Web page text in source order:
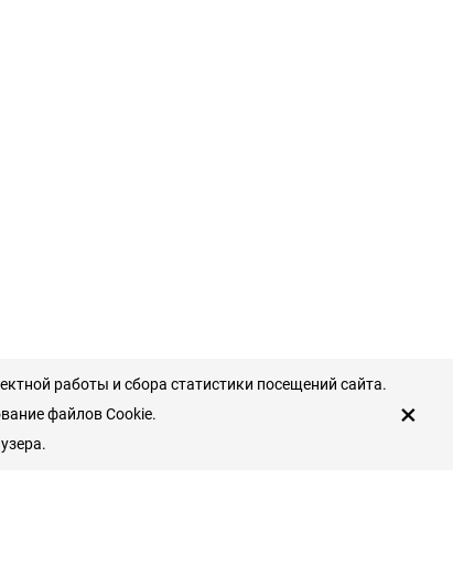
работы и сбора статистики посещений сайта.
файлов Cookie.
×